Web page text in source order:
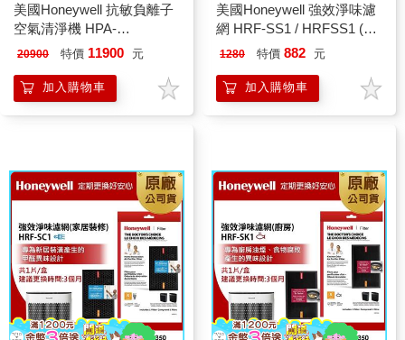
美國Honeywell 抗敏負離子
空氣清淨機 HPA-
720WTWV1
20900 特價 11900 元
加入購物車
美國Honeywell 強效淨味濾
網 HRF-SS1 / HRFSS1 (煙
霧專攻)(適用
1280 特價 882 元
加入購物車